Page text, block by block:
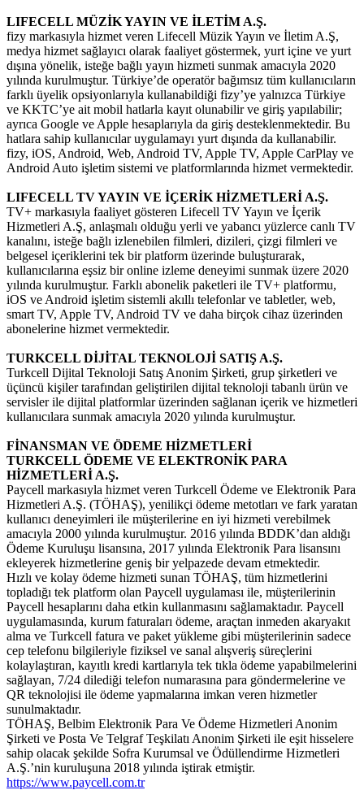
LIFECELL MÜZİK YAYIN VE İLETİM A.Ş.
fizy markasıyla hizmet veren Lifecell Müzik Yayın ve İletim A.Ş,
medya hizmet sağlayıcı olarak faaliyet göstermek, yurt içine ve yurt
dışına yönelik, isteğe bağlı yayın hizmeti sunmak amacıyla 2020
yılında kurulmuştur. Türkiye’de operatör bağımsız tüm kullanıcıların
farklı üyelik opsiyonlarıyla kullanabildiği fizy’ye yalnızca Türkiye
ve KKTC’ye ait mobil hatlarla kayıt olunabilir ve giriş yapılabilir;
ayrıca Google ve Apple hesaplarıyla da giriş desteklenmektedir. Bu
hatlara sahip kullanıcılar uygulamayı yurt dışında da kullanabilir.
fizy, iOS, Android, Web, Android TV, Apple TV, Apple CarPlay ve
Android Auto işletim sistemi ve platformlarında hizmet vermektedir.
LIFECELL TV YAYIN VE İÇERİK HİZMETLERİ A.Ş.
TV+ markasıyla faaliyet gösteren Lifecell TV Yayın ve İçerik
Hizmetleri A.Ş, anlaşmalı olduğu yerli ve yabancı yüzlerce canlı TV
kanalını, isteğe bağlı izlenebilen filmleri, dizileri, çizgi filmleri ve
belgesel içeriklerini tek bir platform üzerinde buluşturarak,
kullanıcılarına eşsiz bir online izleme deneyimi sunmak üzere 2020
yılında kurulmuştur. Farklı abonelik paketleri ile TV+ platformu,
iOS ve Android işletim sistemli akıllı telefonlar ve tabletler, web,
smart TV, Apple TV, Android TV ve daha birçok cihaz üzerinden
abonelerine hizmet vermektedir.
TURKCELL DİJİTAL TEKNOLOJİ SATIŞ A.Ş.
Turkcell Dijital Teknoloji Satış Anonim Şirketi, grup şirketleri ve
üçüncü kişiler tarafından geliştirilen dijital teknoloji tabanlı ürün ve
servisler ile dijital platformlar üzerinden sağlanan içerik ve hizmetleri
kullanıcılara sunmak amacıyla 2020 yılında kurulmuştur.
FİNANSMAN VE ÖDEME HİZMETLERİ
TURKCELL ÖDEME VE ELEKTRONİK PARA
HİZMETLERİ A.Ş.
Paycell markasıyla hizmet veren Turkcell Ödeme ve Elektronik Para
Hizmetleri A.Ş. (TÖHAŞ), yenilikçi ödeme metotları ve fark yaratan
kullanıcı deneyimleri ile müşterilerine en iyi hizmeti verebilmek
amacıyla 2000 yılında kurulmuştur. 2016 yılında BDDK’dan aldığı
Ödeme Kuruluşu lisansına, 2017 yılında Elektronik Para lisansını
ekleyerek hizmetlerine geniş bir yelpazede devam etmektedir.
Hızlı ve kolay ödeme hizmeti sunan TÖHAŞ, tüm hizmetlerini
topladığı tek platform olan Paycell uygulaması ile, müşterilerinin
Paycell hesaplarını daha etkin kullanmasını sağlamaktadır. Paycell
uygulamasında, kurum faturaları ödeme, araçtan inmeden akaryakıt
alma ve Turkcell fatura ve paket yükleme gibi müşterilerinin sadece
cep telefonu bilgileriyle fiziksel ve sanal alışveriş süreçlerini
kolaylaştıran, kayıtlı kredi kartlarıyla tek tıkla ödeme yapabilmelerini
sağlayan, 7/24 dilediği telefon numarasına para göndermelerine ve
QR teknolojisi ile ödeme yapmalarına imkan veren hizmetler
sunulmaktadır.
TÖHAŞ, Belbim Elektronik Para Ve Ödeme Hizmetleri Anonim
Şirketi ve Posta Ve Telgraf Teşkilatı Anonim Şirketi ile eşit hisselere
sahip olacak şekilde Sofra Kurumsal ve Ödüllendirme Hizmetleri
A.Ş.’nin kuruluşuna 2018 yılında iştirak etmiştir.
https://www.paycell.com.tr